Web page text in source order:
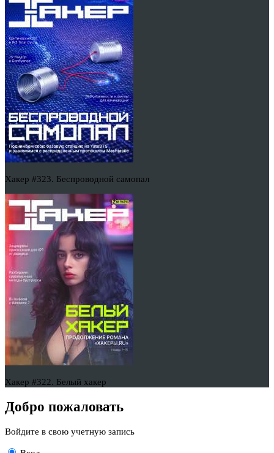
Хакер #323. Беспроводной самопал
Хакер #322. Белый хакер
Добро пожаловать
Войдите в свою учетную запись